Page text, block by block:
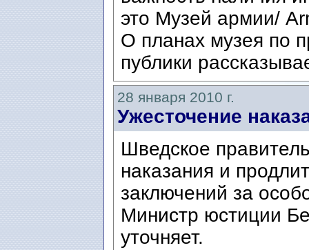
это Музей армии/
О планах музея по
публики
28 января 2010 г.
Ужесточение
Шведское
наказания и
заключений за
Министр юстиции
уточняет.